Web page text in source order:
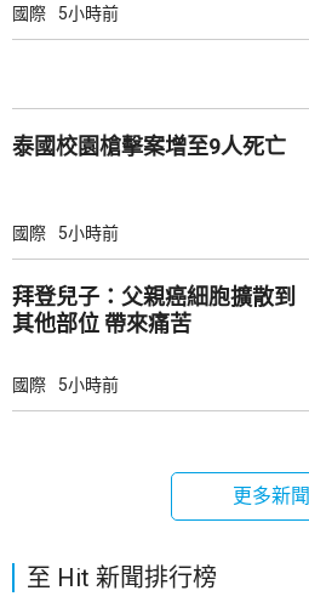
國際 5小時前
泰國校園槍擊案增至9人死亡
國際 5小時前
拜登兒子：父親癌細胞擴散到
其他部位 帶來痛苦
國際 5小時前
更多新聞
至 Hit 新聞排行榜